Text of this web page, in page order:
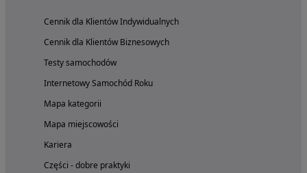
Cennik dla Klientów Indywidualnych
Cennik dla Klientów Biznesowych
Testy samochodów
Internetowy Samochód Roku
Mapa kategorii
Mapa miejscowości
Kariera
Części - dobre praktyki